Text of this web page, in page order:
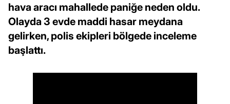
hava aracı mahallede paniğe neden oldu.
Olayda 3 evde maddi hasar meydana
gelirken, polis ekipleri bölgede inceleme
başlattı.